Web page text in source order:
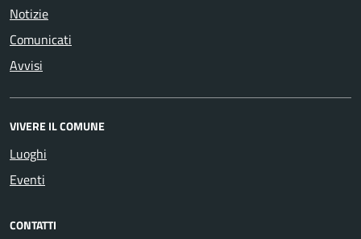
Notizie
Comunicati
Avvisi
VIVERE IL COMUNE
Luoghi
Eventi
CONTATTI